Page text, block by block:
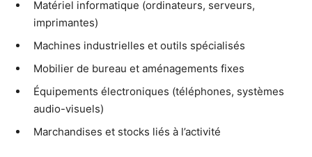
Matériel informatique (ordinateurs, serveurs,
imprimantes)
Machines industrielles et outils spécialisés
Mobilier de bureau et aménagements fixes
Équipements électroniques (téléphones, systèmes
audio-visuels)
Marchandises et stocks liés à l’activité